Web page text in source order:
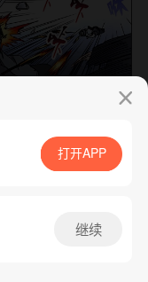
App免费看
打开APP
继续